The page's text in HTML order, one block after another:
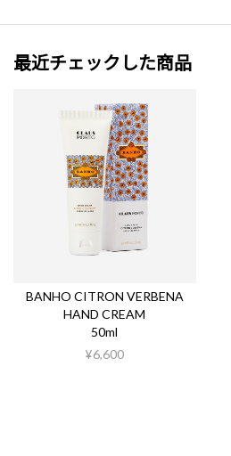
最近チェックした商品
BANHO CITRON VERBENA
HAND CREAM
50ml
¥6,600